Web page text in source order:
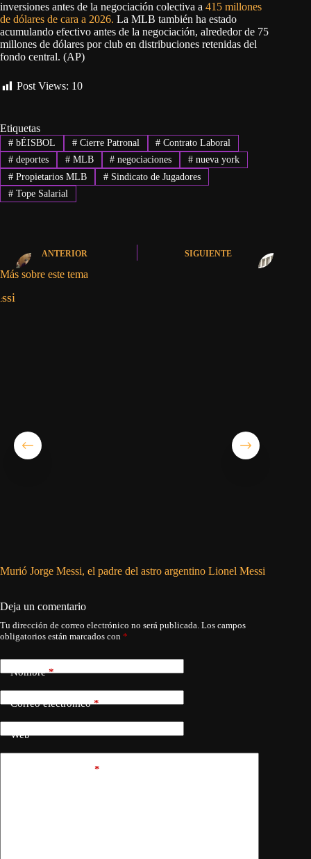
inversiones antes de la negociación colectiva a 415 millones
de dólares de cara a 2026. La MLB también ha estado
acumulando efectivo antes de la negociación, alrededor de 75
millones de dólares por club en distribuciones retenidas del
fondo central. (AP)
Post Views: 10
Etiquetas
#bÉISBOL #Cierre Patronal # Contrato Laboral
#deportes #MLB # negociaciones # nueva york
#Propietarios MLB #Sindicato de Jugadores
#Tope Salarial
ANTERIOR SIGUIENTE
Más sobre este tema
Murió Jorge Messi, el padre del astro argentino Lionel Messi
Deja un comentario
Tu dirección de correo electrónico no será publicada. Los campos
obligatorios están marcados con *
Nombre*
Correo electrónico*
Web
*